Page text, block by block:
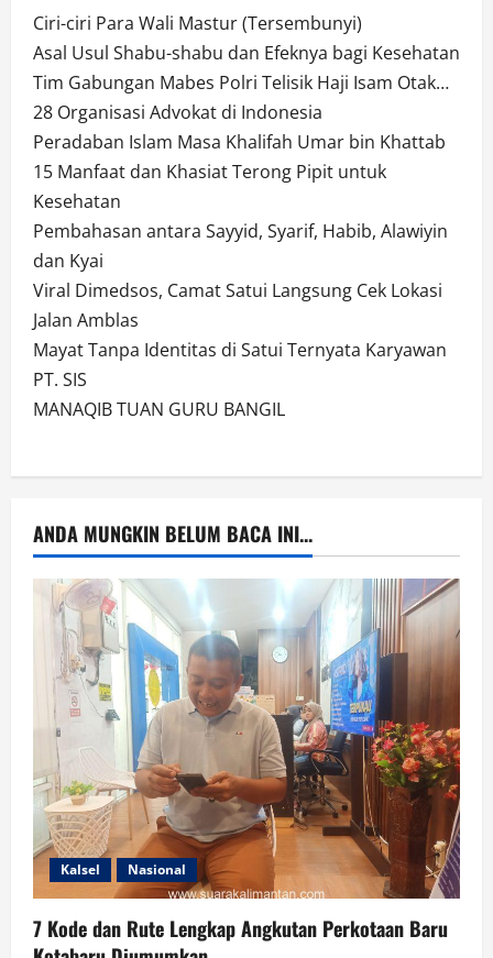
Ciri-ciri Para Wali Mastur (Tersembunyi)
Asal Usul Shabu-shabu dan Efeknya bagi Kesehatan
Tim Gabungan Mabes Polri Telisik Haji Isam Otak…
28 Organisasi Advokat di Indonesia
Peradaban Islam Masa Khalifah Umar bin Khattab
15 Manfaat dan Khasiat Terong Pipit untuk
Kesehatan
Pembahasan antara Sayyid, Syarif, Habib, Alawiyin
dan Kyai
Viral Dimedsos, Camat Satui Langsung Cek Lokasi
Jalan Amblas
Mayat Tanpa Identitas di Satui Ternyata Karyawan
PT. SIS
MANAQIB TUAN GURU BANGIL
ANDA MUNGKIN BELUM BACA INI...
Kalsel Nasional
7 Kode dan Rute Lengkap Angkutan Perkotaan Baru